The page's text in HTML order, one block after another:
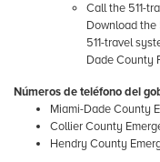
Call the 511-
Download the
511-travel
Dade County
Números de teléfono del
Miami-Dade County
Collier County
Hendry County